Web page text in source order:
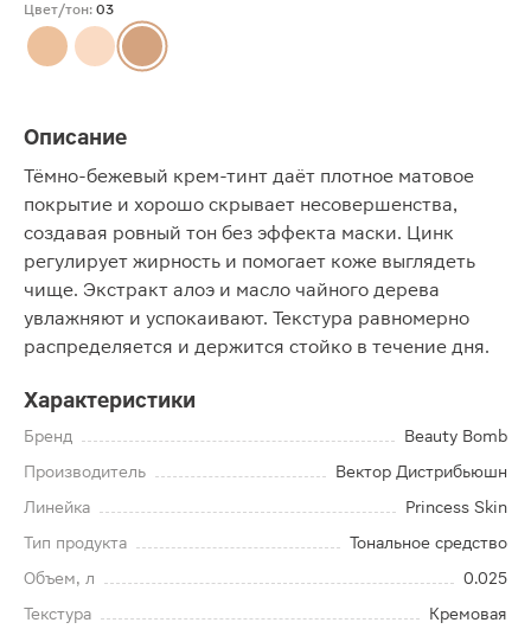
Цвет/тон: 03
Описание
Тёмно-бежевый крем-тинт даёт плотное матовое
покрытие и хорошо скрывает несовершенства,
создавая ровный тон без эффекта маски. Цинк
регулирует жирность и помогает коже выглядеть
чище. Экстракт алоэ и масло чайного дерева
увлажняют и успокаивают. Текстура равномерно
распределяется и держится стойко в течение дня.
Характеристики
Бренд
Beauty Bomb
Производитель
Вектор Дистрибьюшн
Линейка
Princess Skin
Тип продукта
Тональное средство
Объем, л
0.025
Текстура
Кремовая